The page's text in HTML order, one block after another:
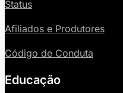
Status
Afiliados e Produtores
Código de Conduta
Educação